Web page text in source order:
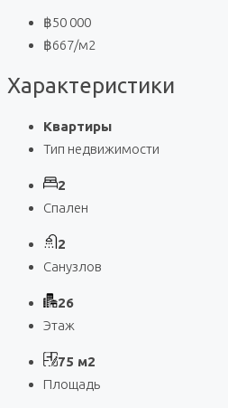
฿50 000
฿667/м2
Характеристики
Квартиры
Тип недвижимости
2
Спален
2
Санузлов
26
Этаж
75 м2
Площадь